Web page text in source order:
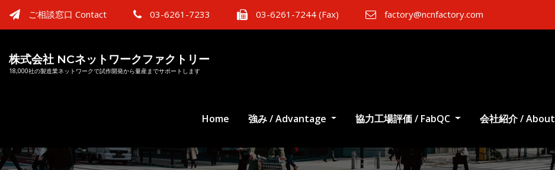
ご相談窓口 Contact 03-6261-7233 03-6261-7244 (Fax) factory@ncnfactory.com
株式会社 NCネットワークファクトリー
18,000社の製造業ネットワークで試作開発から量産までサポートします
Home 強み / Advantage 協力工場評価 / FabQC 会社紹介 / About